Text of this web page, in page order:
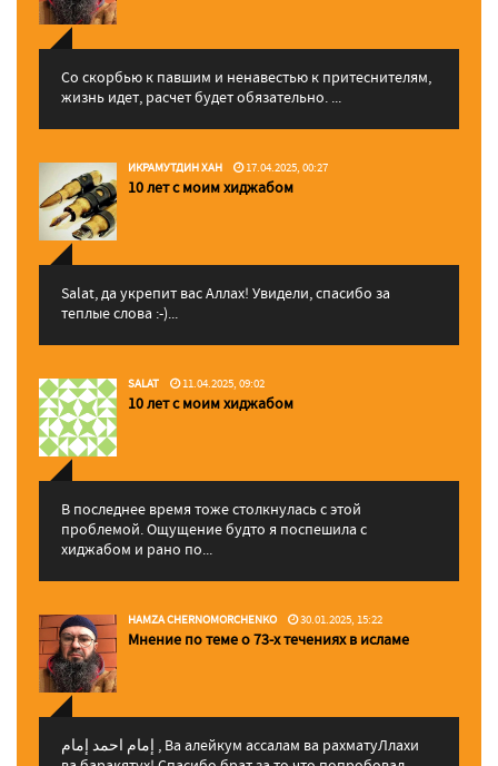
Со скорбью к павшим и ненавестью к притеснителям,
жизнь идет, расчет будет обязательно. ...
ИКРАМУТДИН ХАН 17.04.2025, 00:27
10 лет с моим хиджабом
Salat, да укрепит вас Аллаx! Увидели, спасибо за
теплые слова :-)...
SALAT 11.04.2025, 09:02
10 лет с моим хиджабом
В последнее время тоже столкнулась с этой
проблемой. Ощущение будто я поспешила с
хиджабом и рано по...
HAMZA CHERNOMORCHENKO 30.01.2025, 15:22
Мнение по теме о 73-х течениях в исламе
إمام احمد إمام , Ва алейкум ассалам ва рахматуЛлахи